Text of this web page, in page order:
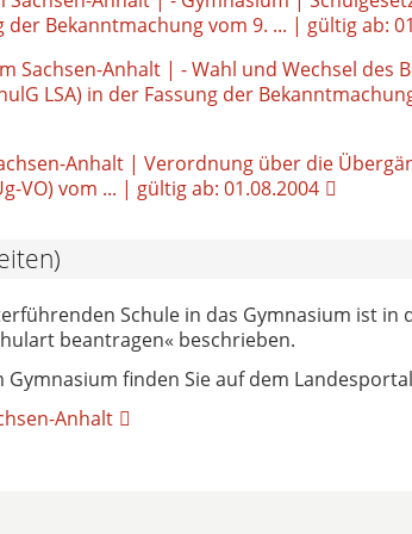
der Bekanntmachung vom 9. ... | gültig ab:
Sachsen-Anhalt | - Wahl und Wechsel des
LSA) in der Fassung der
Anhalt | Verordnung über die
VO) vom ... | gültig ab: 01.08.2004
Schule in das Gymnasium ist in
beantragen« beschrieben.
finden Sie auf dem
Anhalt